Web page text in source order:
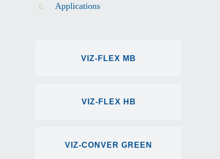
Applications
VIZ-FLEX MB
VIZ-FLEX HB
VIZ-CONVER GREEN